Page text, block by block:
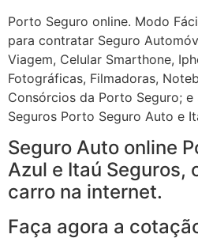
Porto Seguro online. Modo
para contratar Seguro
Viagem, Celular Smarthone,
Fotográficas, Filmadoras,
Consórcios da Porto Seguro;
Seguros Porto Seguro Auto e
Seguro Auto online
Azul e Itaú Seguros,
carro na internet.
Faça agora a